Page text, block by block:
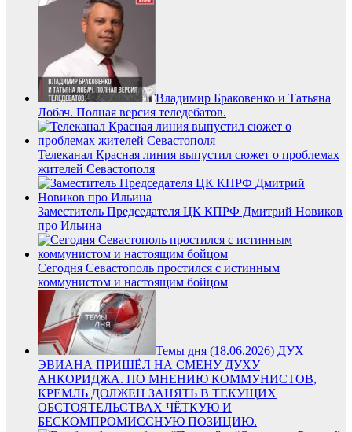
Владимир Браковенко и Татьяна
Лобач. Полная версия теледебатов.
Телеканал Красная линия выпустил сюжет о проблемах
жителей Севастополя
Заместитель Председателя ЦК КПРФ Дмитрий Новиков
про Ильина
Сегодня Севастополь простился с истинным
коммунистом и настоящим бойцом
Темы дня (18.06.2026) ДУХ
ЭВИАНА ПРИШЁЛ НА СМЕНУ ДУХУ
АНКОРИДЖА. ПО МНЕНИЮ КОММУНИСТОВ,
КРЕМЛЬ ДОЛЖЕН ЗАНЯТЬ В ТЕКУЩИХ
ОБСТОЯТЕЛЬСТВАХ ЧЁТКУЮ И
БЕСКОМПРОМИССНУЮ ПОЗИЦИЮ.